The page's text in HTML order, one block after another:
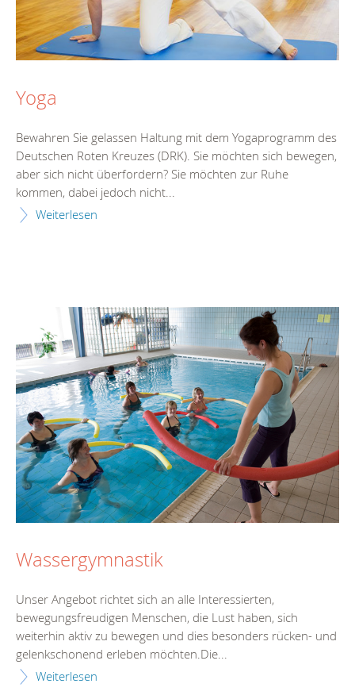
Yoga
Bewahren Sie gelassen Haltung mit dem Yogaprogramm des
Deutschen Roten Kreuzes (DRK). Sie möchten sich bewegen,
aber sich nicht überfordern? Sie möchten zur Ruhe
kommen, dabei jedoch nicht...
Weiterlesen
Wassergymnastik
Unser Angebot richtet sich an alle Interessierten,
bewegungsfreudigen Menschen, die Lust haben, sich
weiterhin aktiv zu bewegen und dies besonders rücken- und
gelenkschonend erleben möchten.Die...
Weiterlesen